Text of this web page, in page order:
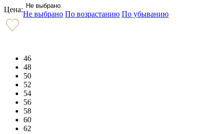
Цена: Не выбрано
Не выбрано По возрастанию По убыванию
46
48
50
52
54
56
58
60
62